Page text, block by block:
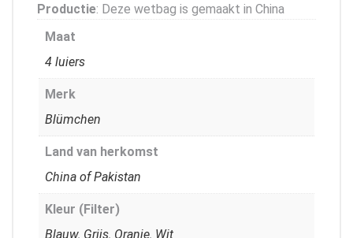
Productie: Deze wetbag is gemaakt in China
Maat
4 luiers
Merk
Blümchen
Land van herkomst
China of Pakistan
Kleur (Filter)
Blauw, Grijs, Oranje, Wit